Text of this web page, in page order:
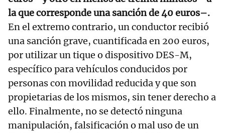
la que corresponde una sanción de 40 euros–.
En el extremo contrario, un conductor recibió
una sanción grave, cuantificada en 200 euros,
por utilizar un tique o dispositivo DES-M,
específico para vehículos conducidos por
personas con movilidad reducida y que son
propietarias de los mismos, sin tener derecho a
ello. Finalmente, no se detectó ninguna
manipulación, falsificación o mal uso de un